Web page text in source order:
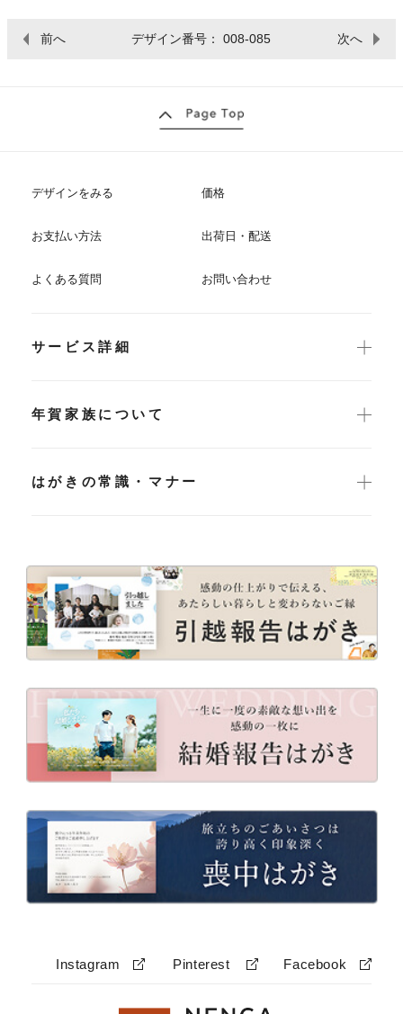
前へ デザイン番号： 008-085 次へ
デザインをみる 価格
お支払い方法 出荷日・配送
よくある質問 お問い合わせ
サービス詳細
年賀家族について
はがきの常識・マナー
Instagram Pinterest Facebook